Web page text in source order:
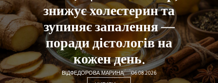
знижує холестерин та
зупиняє запалення —
поради дієтологів на
кожен день.
ВІДФЕДОРОВА МАРИНА 06.08.2026